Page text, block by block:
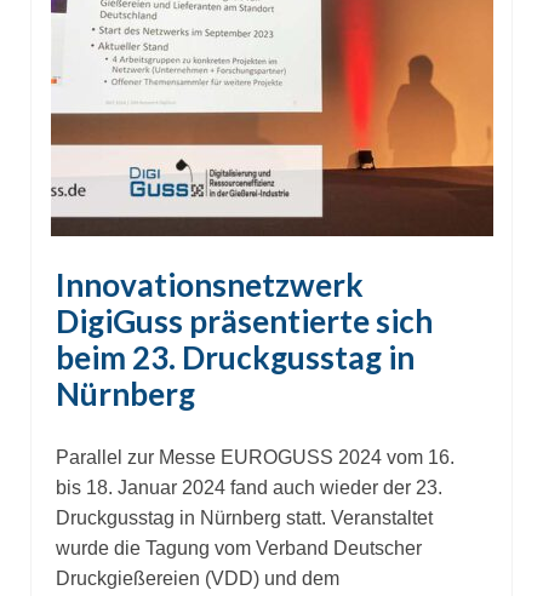
Innovationsnetzwerk
DigiGuss präsentierte sich
beim 23. Druckgusstag in
Nürnberg
Parallel zur Messe EUROGUSS 2024 vom 16.
bis 18. Januar 2024 fand auch wieder der 23.
Druckgusstag in Nürnberg statt. Veranstaltet
wurde die Tagung vom Verband Deutscher
Druckgießereien (VDD) und dem